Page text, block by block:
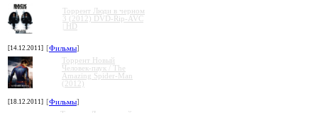
Торрент Люди в черном
3 (2012) DVD-Rip-AVC
| HD
[14.12.2011] [Фильмы]
Торрент Новый
Человек-паук / The
Amazing Spider-Man
(2012)
[18.12.2011] [Фильмы]